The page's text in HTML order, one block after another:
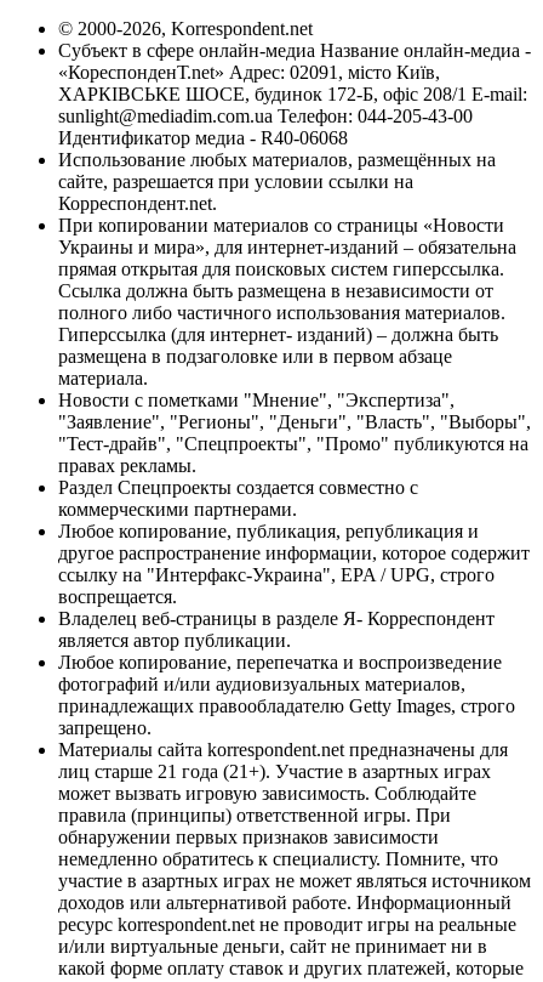
© 2000-2026, Korrespondent.net
Субъект в сфере онлайн-медиа Название онлайн-медиа -
«КореспонденТ.net» Адрес: 02091, місто Київ,
ХАРКІВСЬКЕ ШОСЕ, будинок 172-Б, офіс 208/1 E-mail:
sunlight@mediadim.com.ua Телефон: 044-205-43-00
Идентификатор медиа - R40-06068
Использование любых материалов, размещённых на
сайте, разрешается при условии ссылки на
Корреспондент.net.
При копировании материалов со страницы «Новости
Украины и мира», для интернет-изданий – обязательна
прямая открытая для поисковых систем гиперссылка.
Ссылка должна быть размещена в независимости от
полного либо частичного использования материалов.
Гиперссылка (для интернет- изданий) – должна быть
размещена в подзаголовке или в первом абзаце
материала.
Новости с пометками "Мнение", "Экспертиза",
"Заявление", "Регионы", "Деньги", "Власть", "Выборы",
"Тест-драйв", "Спецпроекты", "Промо" публикуются на
правах рекламы.
Раздел Спецпроекты создается совместно с
коммерческими партнерами.
Любое копирование, публикация, републикация и
другое распространение информации, которое содержит
ссылку на "Интерфакс-Украина", EPA / UPG, строго
воспрещается.
Владелец веб-страницы в разделе Я- Корреспондент
является автор публикации.
Любое копирование, перепечатка и воспроизведение
фотографий и/или аудиовизуальных материалов,
принадлежащих правообладателю Getty Images, строго
запрещено.
Материалы сайта korrespondent.net предназначены для
лиц старше 21 года (21+). Участие в азартных играх
может вызвать игровую зависимость. Соблюдайте
правила (принципы) ответственной игры. При
обнаружении первых признаков зависимости
немедленно обратитесь к специалисту. Помните, что
участие в азартных играх не может являться источником
доходов или альтернативой работе. Информационный
ресурс korrespondent.net не проводит игры на реальные
и/или виртуальные деньги, сайт не принимает ни в
какой форме оплату ставок и других платежей, которые